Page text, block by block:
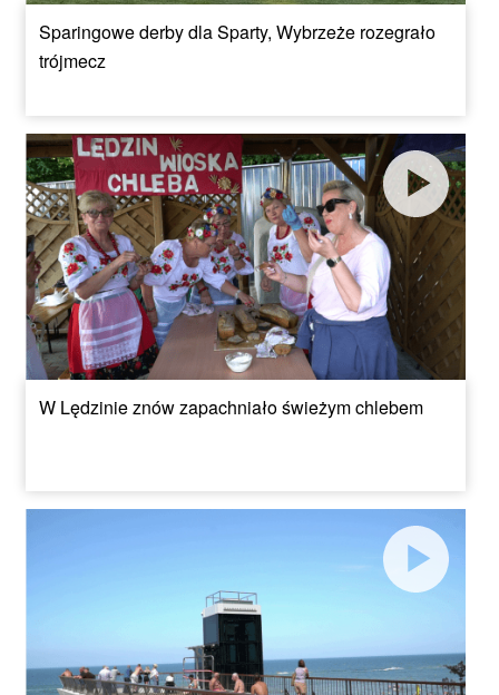
Sparingowe derby dla Sparty, Wybrzeże rozegrało
trójmecz
W Lędzinie znów zapachniało świeżym chlebem